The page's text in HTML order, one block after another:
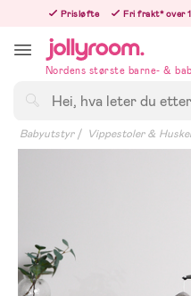
innehållet
Prisløfte Fri frakt* over
Nordens største barne- &
Babyutstyr Vippestoler &